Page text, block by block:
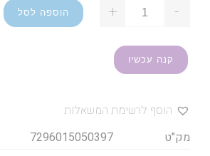
-
+ הוספה לסל
קנה עכשיו
הוסף לרשימת המשאלות
מק"ט
7296015050397